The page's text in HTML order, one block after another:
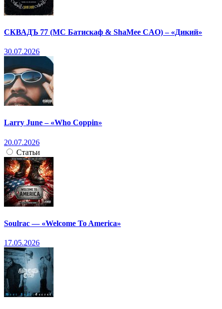
СКВАДЪ 77 (МС Батискаф & ShaMee CAO) – «Дикий»
30.07.2026
Larry June – «Who Coppin»
20.07.2026
Статьи
Soulrac — «Welcome To America»
17.05.2026